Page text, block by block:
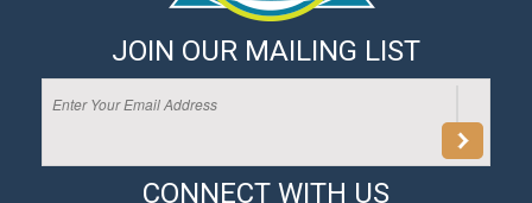
JOIN OUR MAILING LIST
CONNECT WITH US